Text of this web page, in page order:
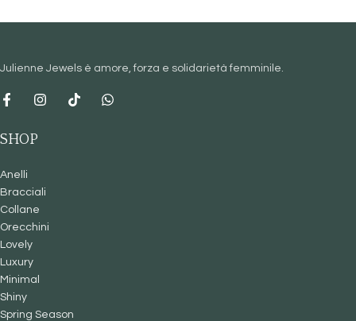
Julienne Jewels è amore, forza e solidarietà femminile.
SHOP
Anelli
Bracciali
Collane
Orecchini
Lovely
Luxury
Minimal
Shiny
Spring Season